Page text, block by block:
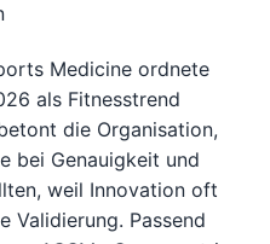
Medicine ordnete
als Fitnesstrend
die Organisation,
bei Genauigkeit und
weil Innovation oft
Validierung. Passend